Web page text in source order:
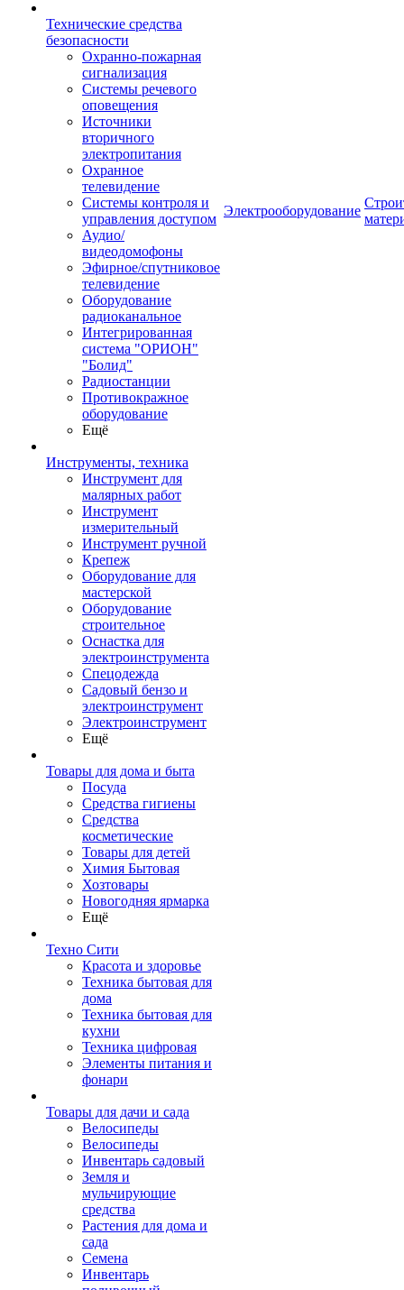
Технические средства
безопасности
Охранно-пожарная
сигнализация
Системы речевого
оповещения
Источники
вторичного
электропитания
Охранное
телевидение
Системы контроля и
управления доступом
Аудио/
видеодомофоны
Эфирное/спутниковое
телевидение
Оборудование
радиоканальное
Интегрированная
система "ОРИОН"
"Болид"
Радиостанции
Противокражное
оборудование
Ещё
Инструменты, техника
Инструмент для
малярных работ
Инструмент
измерительный
Инструмент ручной
Крепеж
Оборудование для
мастерской
Оборудование
строительное
Оснастка для
электроинструмента
Спецодежда
Садовый бензо и
электроинструмент
Электроинструмент
Ещё
Товары для дома и быта
Посуда
Средства гигиены
Средства
косметические
Товары для детей
Химия Бытовая
Хозтовары
Новогодняя ярмарка
Ещё
Техно Сити
Красота и здоровье
Техника бытовая для
дома
Техника бытовая для
кухни
Техника цифровая
Элементы питания и
фонари
Товары для дачи и сада
Велосипеды
Велосипеды
Инвентарь садовый
Земля и
мульчирующие
средства
Растения для дома и
сада
Семена
Инвентарь
Электрооборудование